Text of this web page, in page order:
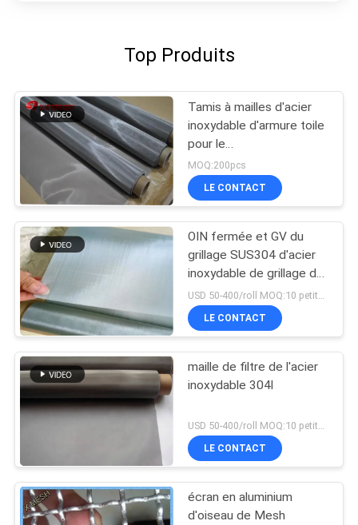
Top Produits
Tamis à mailles d'acier
inoxydable d'armure toile
pour le
filtre/tamis/pharmaceutiques
MOQ:200pcs
LE CONTACT
OIN fermée et GV du
grillage SUS304 d'acier
inoxydable de grillage du
bord solides solubles
USD 50-400/roll MOQ:10 petits pains
LE CONTACT
maille de filtre de l'acier
inoxydable 304l
LE CONTACT
écran en aluminium
d'oiseau de Mesh